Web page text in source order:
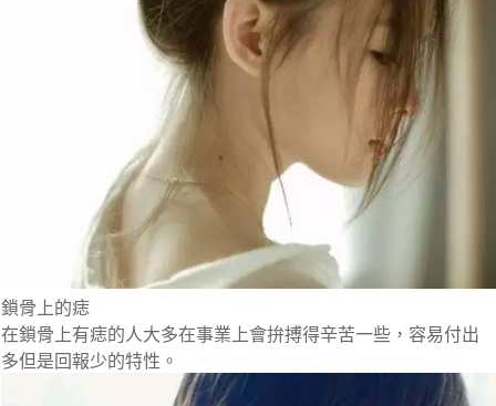
鎖骨上的痣
在鎖骨上有痣的人大多在事業上會拚搏得辛苦一些，容易付出
多但是回報少的特性。